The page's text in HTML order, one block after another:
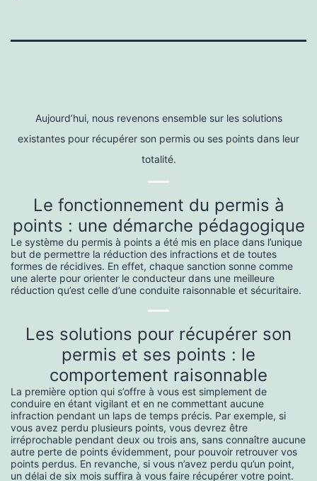
Aujourd’hui, nous revenons ensemble sur les solutions
existantes pour récupérer son permis ou ses points dans leur
totalité.
—
Le fonctionnement du permis à
points : une démarche pédagogique
Le système du permis à points a été mis en place dans l’unique
but de permettre la réduction des infractions et de toutes
formes de récidives. En effet, chaque sanction sonne comme
une alerte pour orienter le conducteur dans une meilleure
réduction qu’est celle d’une conduite raisonnable et sécuritaire.
—
Les solutions pour récupérer son
permis et ses points : le
comportement raisonnable
La première option qui s’offre à vous est simplement de
conduire en étant vigilant et en ne commettant aucune
infraction pendant un laps de temps précis. Par exemple, si
vous avez perdu plusieurs points, vous devrez être
irréprochable pendant deux ou trois ans, sans connaître aucune
autre perte de points évidemment, pour pouvoir retrouver vos
points perdus. En revanche, si vous n’avez perdu qu’un point,
un délai de six mois suffira à vous faire récupérer votre point.